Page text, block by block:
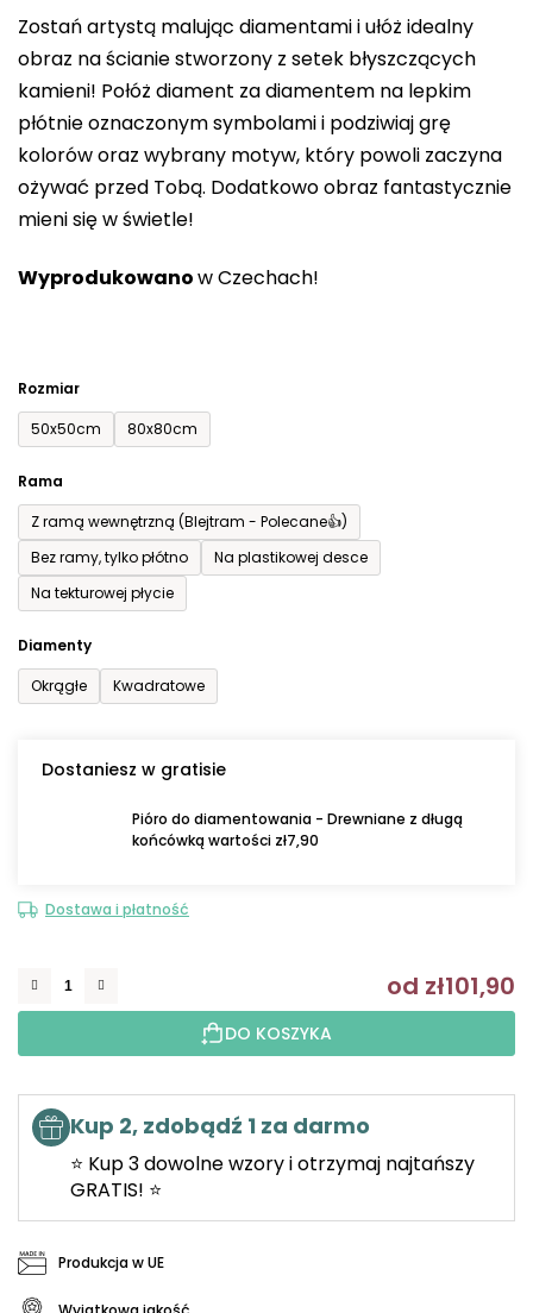
Zostań artystą malując diamentami i ułóż idealny
obraz na ścianie stworzony z setek błyszczących
kamieni! Połóż diament za diamentem na lepkim
płótnie oznaczonym symbolami i podziwiaj grę
kolorów oraz wybrany motyw, który powoli zaczyna
ożywać przed Tobą. Dodatkowo obraz fantastycznie
mieni się w świetle!
Wyprodukowanow Czechach!
Rozmiar
50x50cm
80x80cm
Rama
Z ramą wewnętrzną (Blejtram - Polecane👍)
Bez ramy, tylko płótno
Na plastikowej desce
Na tekturowej płycie
Diamenty
Okrągłe
Kwadratowe
Dostaniesz w gratisie
Pióro do diamentowania - Drewniane z długą
końcówką wartości zł7,90
Dostawa i płatność
od zł101,90
DO KOSZYKA
Kup 2, zdobądź 1 za darmo
⭐ Kup 3 dowolne wzory i otrzymaj najtańszy
GRATIS! ⭐
Produkcja w UE
na
5
gwiazdek.